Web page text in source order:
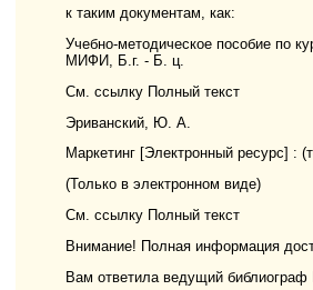
к таким документам, как:
Учебно-методическое пособие по
МИФИ, Б.г. - Б. ц.
См. ссылку Полный текст
Эриванский, Ю. А.
Маркетинг [Электронный ресурс]
(Только в электронном виде)
См. ссылку Полный текст
Внимание! Полная информация
Вам ответила ведущий